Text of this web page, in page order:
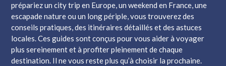
prépariez un city trip en Europe, un weekend en France, une
escapade nature ou un long périple, vous trouverez des
conseils pratiques, des itinéraires détaillés et des astuces
locales. Ces guides sont conçus pour vous aider à voyager
plus sereinement et à profiter pleinement de chaque
destination. Il ne vous reste plus qu’à choisir la prochaine.